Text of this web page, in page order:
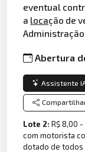
eventual
a locação de
Abertura
Assistente
Lote 2:R$ 8,00 -
com motorista
dotado de todos